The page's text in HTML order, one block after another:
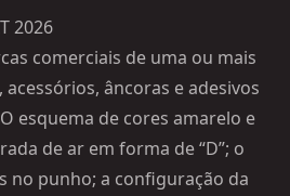
2026
comerciais de uma ou mais
âncoras e adesivos
esquema de cores amarelo e
de ar em forma de “D”; o
no punho; a configuração da